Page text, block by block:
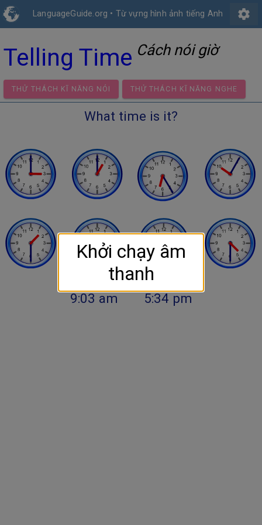
LanguageGuide.org • Từ vựng hình ảnh tiếng Anh settings
Telling Time Cách nói giờ
THỬ THÁCH KĨ NĂNG NÓI THỬ THÁCH KĨ NĂNG
What time is it?
9:03 am 5:34 pm
Khởi chạy âm
thanh